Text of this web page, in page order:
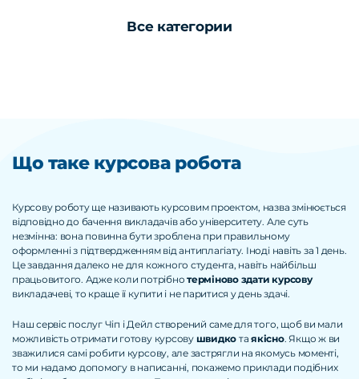
Все категории
Що таке курсова робота
Курсову роботу ще називають курсовим проектом, назва змінюється
відповідно до бачення викладачів або університету. Але суть
незмінна: вона повинна бути зроблена при правильному
оформленні з підтвердженням від антиплагіату. Іноді навіть за 1 день.
Це завдання далеко не для кожного студента, навіть найбільш
працьовитого. Адже коли потрібнотерміново здати курсову
викладачеві, то краще її купити і не паритися у день здачі.
Наш сервіс послуг Чіп і Дейл створений саме для того, щоб ви мали
можливість отримати готову курсову швидко таякісно. Якщо ж ви
зважилися самі робити курсову, але застрягли на якомусь моменті,
то ми надамо допомогу в написанні, покажемо приклади подібних